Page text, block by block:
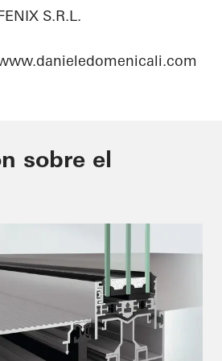
S.R.L.
sobre el